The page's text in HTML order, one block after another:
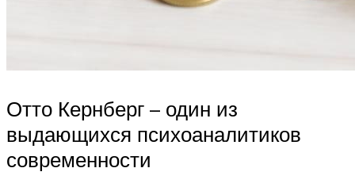
Отто Кернберг – один из
выдающихся психоаналитиков
современности